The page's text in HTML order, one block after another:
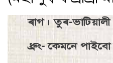
ৰাগ । তুৰ-ভাটিয়ালী
ধ্রুং- কেমনে পাইবো